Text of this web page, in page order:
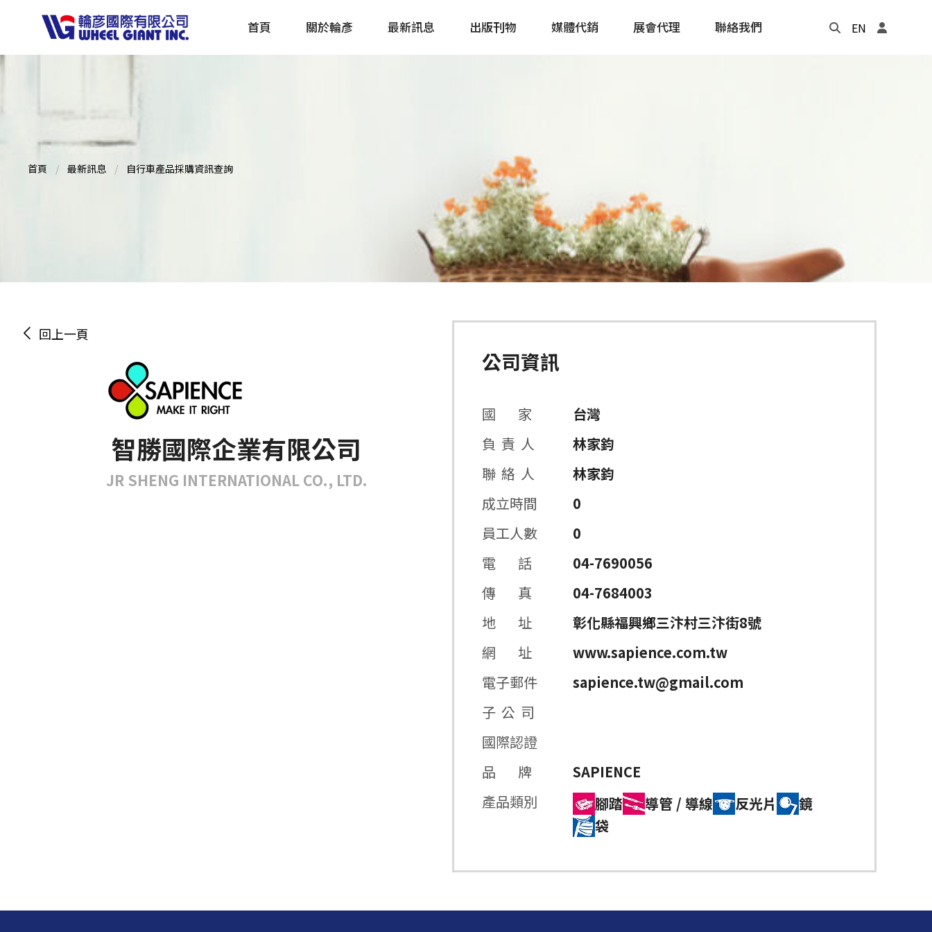
首頁 關於輪彥 最新訊息 出版刊物
戶外探索 Outside
主題書籍
媒體代銷 展會代理 聯絡我們 EN
首頁 最新訊息 自行車產品採購資訊查詢
回上一頁
智勝國際企業有限公司
JR SHENG INTERNATIONAL CO., LTD.
公司資訊
國 家
台灣
負 責 人
林家鈞
聯 絡 人
林家鈞
成立時間
0
員工人數
0
電 話
04-7690056
傳 真
04-7684003
地 址
彰化縣福興鄉三汴村三汴街8號
網 址
www.sapience.com.tw
電子郵件
sapience.tw@gmail.com
子 公 司
國際認證
品 牌
SAPIENCE
產品類別
腳踏 導管 / 導線 反光片
鏡
袋